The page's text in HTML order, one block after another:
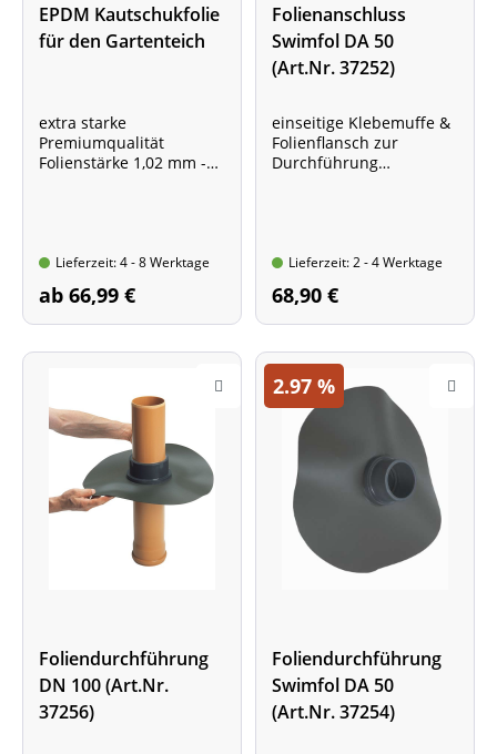
EPDM Kautschukfolie
für den Gartenteich
extra starke
Premiumqualität
Folienstärke 1,02 mm -
Lieferzeit: 4 - 8 Werktage
ab 66,99 €
Folienanschluss
Swimfol DA 50
(Art.Nr. 37252)
einseitige Klebemuffe &
Folienflansch zur
Durchführung
Lieferzeit: 2 - 4 Werktage
68,90 €
Foliendurchführung
DN 100 (Art.Nr.
37256)
2.97 %
Foliendurchführung
Swimfol DA 50
(Art.Nr. 37254)